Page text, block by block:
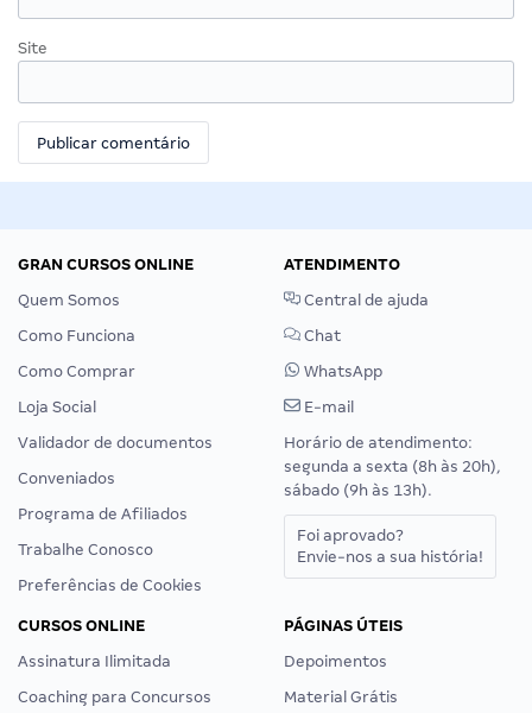
Site
GRAN CURSOS ONLINE
Quem Somos
Como Funciona
Como Comprar
Loja Social
Validador de documentos
Conveniados
Programa de Afiliados
Trabalhe Conosco
Preferências de Cookies
ATENDIMENTO
Central de ajuda
Chat
WhatsApp
E-mail
Horário de atendimento:
segunda a sexta (8h às 20h),
sábado (9h às 13h).
Foi aprovado?
Envie-nos a sua história!
CURSOS ONLINE
Assinatura Ilimitada
Coaching para Concursos
PÁGINAS ÚTEIS
Depoimentos
Material Grátis